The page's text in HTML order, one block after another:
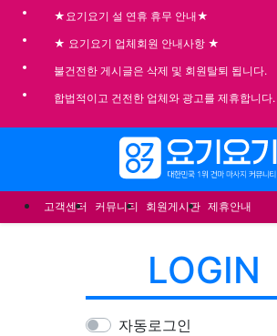
★요기요기 설 연휴 휴무 안내★
★ 요기요기 업체회원 안내사항 ★
불건전한 게시글은 삭제 및 회원탈퇴 됩니다.
합법적이고 건전한 업체와 광고를 제휴합니다.
고객센터 커뮤니티 회원게시판 제휴안내
LOGIN
자동로그인